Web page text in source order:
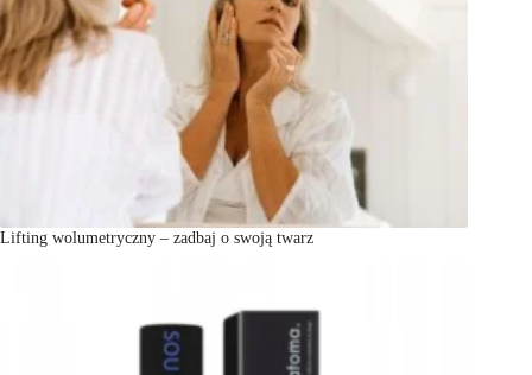
Lifting wolumetryczny – zadbaj o swoją twarz